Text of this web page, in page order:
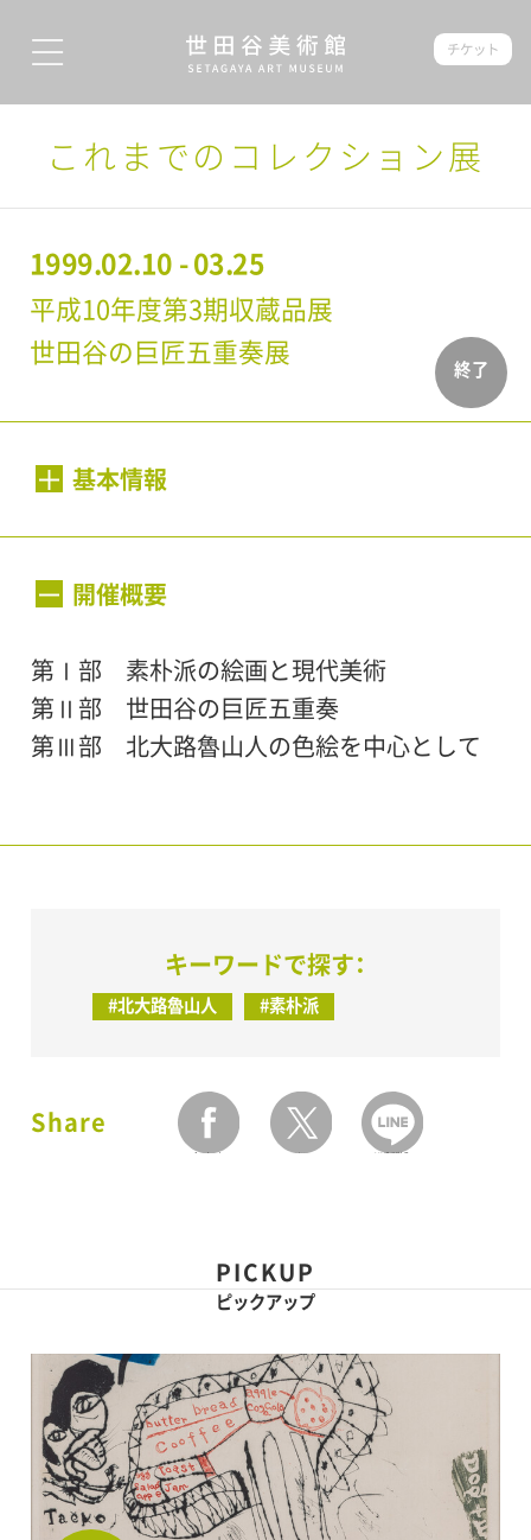
チケット
これまでのコレクション展
終了
1999.02.10 - 03.25
平成10年度第3期収蔵品展
世田谷の巨匠五重奏展
基本情報
1999年2月10日（水）〜3月25日（木）
開館時間：
10:00～18:00（入場は17:30まで）
開催概要
第Ⅰ部 素朴派の絵画と現代美術
第Ⅱ部 世田谷の巨匠五重奏
第Ⅲ部 北大路魯山人の色絵を中心として
キーワードで探す：
#北大路魯山人 #素朴派
Share
facebook twitter LINEで送る
PICKUP
ピックアップ